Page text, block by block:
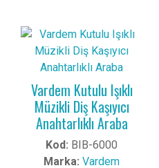
Vardem Kutulu Işıklı
Müzikli Diş Kaşıyıcı
Anahtarlıklı Araba
Kod: BIB-6000
Marka: Vardem